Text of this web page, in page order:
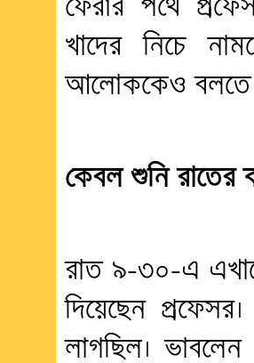
ফেরার পথে
খাদের নিচে
আলোককেও বলতে
কেবল শুনি রাতের
রাত ৯-৩০-এ
দিয়েছেন
লাগছিল।